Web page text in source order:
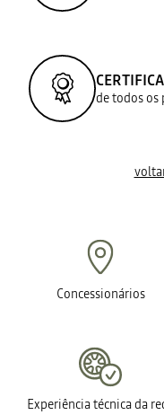
de todos os
Concessionários
Experiência técnica da